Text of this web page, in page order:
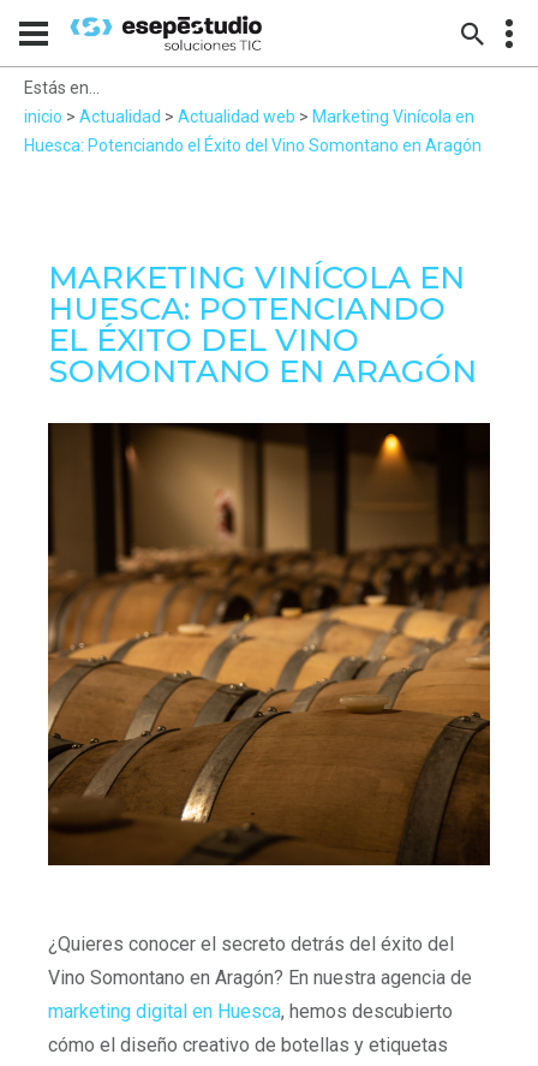
Estás en...
inicio > Actualidad > Actualidad web > Marketing Vinícola en
Huesca: Potenciando el Éxito del Vino Somontano en Aragón
MARKETING VINÍCOLA EN
HUESCA: POTENCIANDO
EL ÉXITO DEL VINO
SOMONTANO EN ARAGÓN
¿Quieres conocer el secreto detrás del éxito del
Vino Somontano en Aragón? En nuestra agencia de
marketing digital en Huesca, hemos descubierto
cómo el diseño creativo de botellas y etiquetas